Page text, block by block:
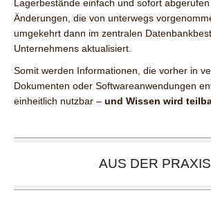
Lagerbestände einfach und sofort abgerufen
Änderungen, die von unterwegs
umgekehrt dann im zentralen
Unternehmens aktualisiert.
Somit werden Informationen, die vorher in
Dokumenten oder Softwareanwendungen
einheitlich nutzbar – und Wissen wird
AUS DER PRAXIS